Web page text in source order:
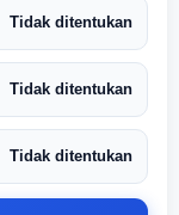
Tidak ditentukan
Tidak ditentukan
Tidak ditentukan